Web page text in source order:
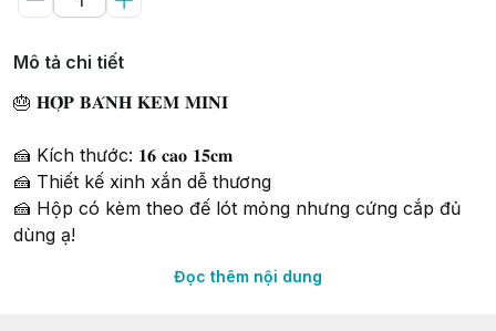
Mô tả chi tiết
🎂 𝐇𝐎̣̂𝐏 𝐁𝐀́𝐍𝐇 𝐊𝐄𝐌 𝐌𝐈𝐍𝐈
🍰 Kích thước: 𝟏𝟔 𝐜𝐚𝐨 𝟏𝟓𝐜𝐦
🍰 Thiết kế xinh xắn dễ thương
🍰 Hộp có kèm theo đế lót mỏng nhưng cứng cắp đủ
dùng ạ!
∵∵∵∵∵∵∵∵∵∵∵∵∵∵∵∵∵∵∵∵∵∵∵∵∵∵∵∵∵∵∵∵∵∵
Đọc thêm nội dung